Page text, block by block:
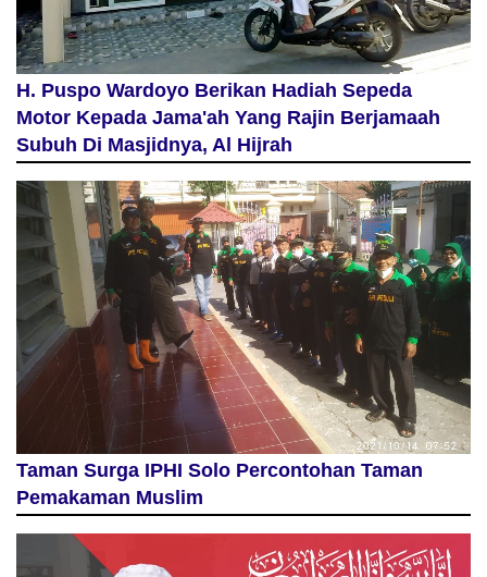
H. Puspo Wardoyo Berikan Hadiah Sepeda
Motor Kepada Jama'ah Yang Rajin Berjamaah
Subuh Di Masjidnya, Al Hijrah
Taman Surga IPHI Solo Percontohan Taman
Pemakaman Muslim